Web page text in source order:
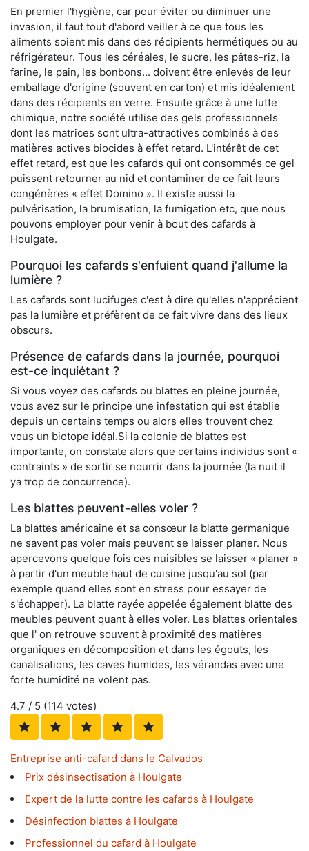
En premier l'hygiène, car pour éviter ou diminuer une
invasion, il faut tout d'abord veiller à ce que tous les
aliments soient mis dans des récipients hermétiques ou au
réfrigérateur. Tous les céréales, le sucre, les pâtes-riz, la
farine, le pain, les bonbons... doivent être enlevés de leur
emballage d'origine (souvent en carton) et mis idéalement
dans des récipients en verre. Ensuite grâce à une lutte
chimique, notre société utilise des gels professionnels
dont les matrices sont ultra-attractives combinés à des
matières actives biocides à effet retard. L'intérêt de cet
effet retard, est que les cafards qui ont consommés ce gel
puissent retourner au nid et contaminer de ce fait leurs
congénères « effet Domino ». Il existe aussi la
pulvérisation, la brumisation, la fumigation etc, que nous
pouvons employer pour venir à bout des cafards à
Houlgate.
Pourquoi les cafards s'enfuient quand j'allume la
lumière ?
Les cafards sont lucifuges c'est à dire qu'elles n'apprécient
pas la lumière et préfèrent de ce fait vivre dans des lieux
obscurs.
Présence de cafards dans la journée, pourquoi
est-ce inquiétant ?
Si vous voyez des cafards ou blattes en pleine journée,
vous avez sur le principe une infestation qui est établie
depuis un certains temps ou alors elles trouvent chez
vous un biotope idéal.Si la colonie de blattes est
importante, on constate alors que certains individus sont «
contraints » de sortir se nourrir dans la journée (la nuit il
ya trop de concurrence).
Les blattes peuvent-elles voler ?
La blattes américaine et sa consœur la blatte germanique
ne savent pas voler mais peuvent se laisser planer. Nous
apercevons quelque fois ces nuisibles se laisser « planer »
à partir d'un meuble haut de cuisine jusqu'au sol (par
exemple quand elles sont en stress pour essayer de
s'échapper). La blatte rayée appelée également blatte des
meubles peuvent quant à elles voler. Les blattes orientales
que l' on retrouve souvent à proximité des matières
organiques en décomposition et dans les égouts, les
canalisations, les caves humides, les vérandas avec une
forte humidité ne volent pas.
4.7 / 5 (114 votes)
Entreprise anti-cafard dans le Calvados
Prix désinsectisation à Houlgate
Expert de la lutte contre les cafards à Houlgate
Désinfection blattes à Houlgate
Professionnel du cafard à Houlgate